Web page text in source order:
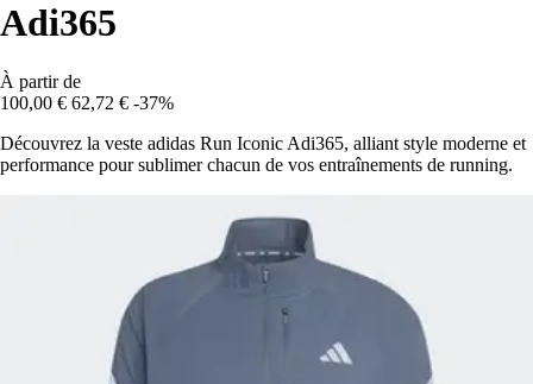
Adi365
À partir de
100,00 € 62,72 € -37%
Découvrez la veste adidas Run Iconic Adi365, alliant style moderne et
performance pour sublimer chacun de vos entraînements de running.